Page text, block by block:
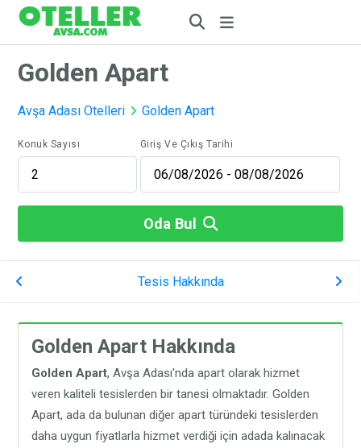
Golden Apart
Avşa Adası Otelleri Golden Apart
Konuk Sayısı Giriş Ve Çıkış Tarihi
Oda Bul
Tesis Hakkında
Golden Apart Hakkında
Golden Apart, Avşa Adası'nda apart olarak hizmet
veren kaliteli tesislerden bir tanesi olmaktadır. Golden
Apart, ada da bulunan diğer apart türündeki tesislerden
daha uygun fiyatlarla hizmet verdiği için adada kalınacak